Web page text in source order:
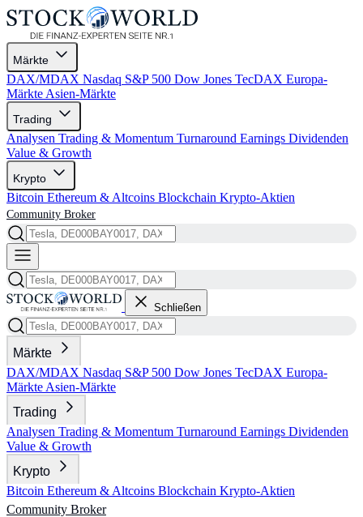
Märkte
DAX/MDAX Nasdaq S&P 500 Dow Jones TecDAX Europa-
Märkte Asien-Märkte
Trading
Analysen Trading & Momentum Turnaround Earnings Dividenden
Value & Growth
Krypto
Bitcoin Ethereum & Altcoins Blockchain Krypto-Aktien
Community Broker
Schließen
Märkte
DAX/MDAX Nasdaq S&P 500 Dow Jones TecDAX Europa-
Märkte Asien-Märkte
Trading
Analysen Trading & Momentum Turnaround Earnings Dividenden
Value & Growth
Krypto
Bitcoin Ethereum & Altcoins Blockchain Krypto-Aktien
Community Broker